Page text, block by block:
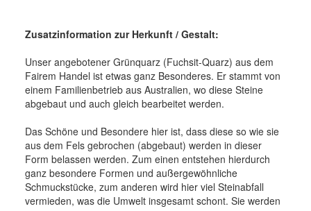
Zusatzinformation zur Herkunft / Gestalt:
Unser angebotener Grünquarz (Fuchsit-Quarz) aus dem
Fairem Handel ist etwas ganz Besonderes. Er stammt von
einem Familienbetrieb aus Australien, wo diese Steine
abgebaut und auch gleich bearbeitet werden.
Das Schöne und Besondere hier ist, dass diese so wie sie
aus dem Fels gebrochen (abgebaut) werden in dieser
Form belassen werden. Zum einen entstehen hierdurch
ganz besondere Formen und außergewöhnliche
Schmuckstücke, zum anderen wird hier viel Steinabfall
vermieden, was die Umwelt insgesamt schont. Sie werden